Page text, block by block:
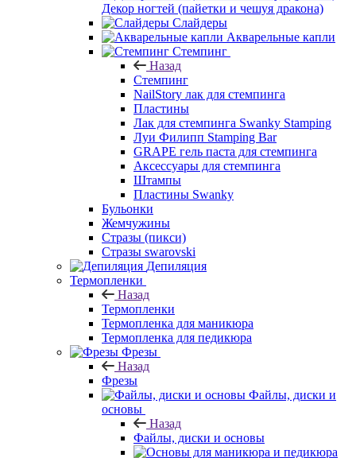
Декор ногтей (пайетки и чешуя дракона)
Слайдеры
Акварельные капли
Стемпинг
Назад
Стемпинг
NailStory лак для стемпинга
Пластины
Лак для стемпинга Swanky Stamping
Луи Филипп Stamping Bar
GRAPE гель паста для стемпинга
Аксессуары для стемпинга
Штампы
Пластины Swanky
Бульонки
Жемчужины
Стразы (пикси)
Cтразы swarovski
Депиляция
Термопленки
Назад
Термопленки
Термопленка для маникюра
Термопленка для педикюра
Фрезы
Назад
Фрезы
Файлы, диски и
основы
Назад
Файлы, диски и основы